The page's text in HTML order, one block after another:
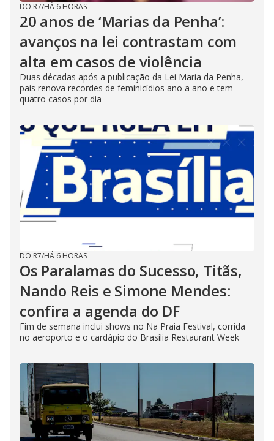
DO R7/HÁ 6 HORAS
20 anos de ‘Marias da Penha’:
avanços na lei contrastam com
alta em casos de violência
Duas décadas após a publicação da Lei Maria da Penha,
país renova recordes de feminicídios ano a ano e tem
quatro casos por dia
DO R7/HÁ 6 HORAS
Os Paralamas do Sucesso, Titãs,
Nando Reis e Simone Mendes:
confira a agenda do DF
Fim de semana inclui shows no Na Praia Festival, corrida
no aeroporto e o cardápio do Brasília Restaurant Week